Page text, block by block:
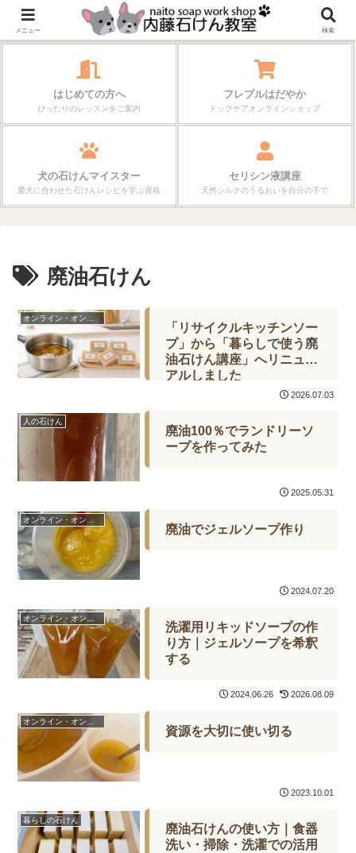
作る楽しさが、毎日の暮らしを変えていく。
はじめての方へ
ぴったりのレッスンをご案内
フレブルはだやか
ドッグケアオンラインショップ
犬の石けんマイスター
愛犬に合わせた石けんレシピを学ぶ資格
セリシン液講座
天然シルクのうるおいを自分の手で
廃油石けん
オンライン・オンデマンド
「リサイクルキッチンソー
プ」から「暮らしで使う廃
油石けん講座」へリニュー
アルしました
2026.07.03
人の石けん
廃油100％でランドリーソ
ープを作ってみた
2025.05.31
廃油でジェルソープ作り
2024.07.20
オンライン・オンデマンド
洗濯用リキッドソープの作
り方｜ジェルソープを希釈
する
2024.06.26 2026.08.09
資源を大切に使い切る
2023.10.01
暮らしの石けん
廃油石けんの使い方｜食器
洗い・掃除・洗濯での活用
メニュー 検索